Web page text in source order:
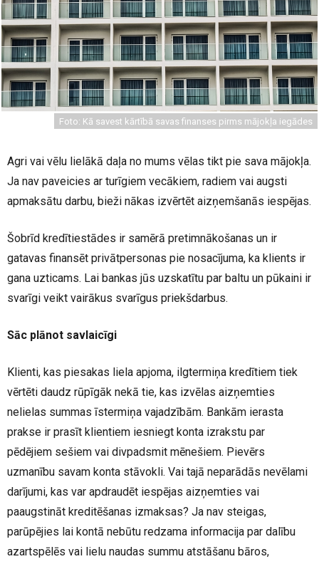
Foto: Kā savest kārtībā savas finanses pirms mājokļa iegādes
Agri vai vēlu lielākā daļa no mums vēlas tikt pie sava mājokļa.
Ja nav paveicies ar turīgiem vecākiem, radiem vai augsti
apmaksātu darbu, bieži nākas izvērtēt aizņemšanās iespējas.
Šobrīd kredītiestādes ir samērā pretimnākošanas un ir
gatavas finansēt privātpersonas pie nosacījuma, ka klients ir
gana uzticams. Lai bankas jūs uzskatītu par baltu un pūkaini ir
svarīgi veikt vairākus svarīgus priekšdarbus.
Sāc plānot savlaicīgi
Klienti, kas piesakas liela apjoma, ilgtermiņa kredītiem tiek
vērtēti daudz rūpīgāk nekā tie, kas izvēlas aizņemties
nelielas summas īstermiņa vajadzībām. Bankām ierasta
prakse ir prasīt klientiem iesniegt konta izrakstu par
pēdējiem sešiem vai divpadsmit mēnešiem. Pievērs
uzmanību savam konta stāvokli. Vai tajā neparādās nevēlami
darījumi, kas var apdraudēt iespējas aizņemties vai
paaugstināt kreditēšanas izmaksas? Ja nav steigas,
parūpējies lai kontā nebūtu redzama informacija par dalību
azartspēlēs vai lielu naudas summu atstāšanu bāros,